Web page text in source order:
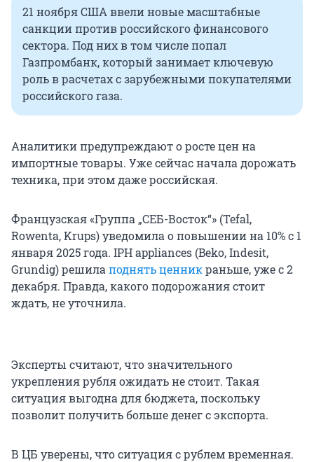
21 ноября США ввели новые масштабные
санкции против российского финансового
сектора. Под них в том числе попал
Газпромбанк, который занимает ключевую
роль в расчетах с зарубежными покупателями
российского газа.
Аналитики предупреждают о росте цен на
импортные товары. Уже сейчас начала дорожать
техника, при этом даже российская.
Французская «Группа „СЕБ-Восток“» (Tefal,
Rowenta, Krups) уведомила о повышении на 10% с 1
января 2025 года. IPH appliances (Beko, Indesit,
Grundig) решила поднять ценникраньше, уже с 2
декабря. Правда, какого подорожания стоит
ждать, не уточнила.
Эксперты считают, что значительного
укрепления рубля ожидать не стоит. Такая
ситуация выгодна для бюджета, поскольку
позволит получить больше денег с экспорта.
В ЦБ уверены, что ситуация с рублем временная.